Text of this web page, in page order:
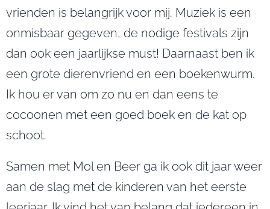
vrienden is belangrijk voor mij. Muziek is een
onmisbaar gegeven, de nodige festivals zijn
dan ook een jaarlijkse must! Daarnaast ben ik
een grote dierenvriend en een boekenwurm.
Ik hou er van om zo nu en dan eens te
cocoonen met een goed boek en de kat op
schoot.
Samen met Mol en Beer ga ik ook dit jaar weer
aan de slag met de kinderen van het eerste